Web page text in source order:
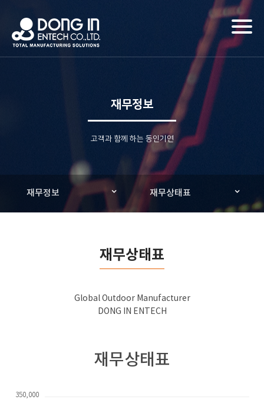
재무정보
고객과 함께 하는 동인기연
재무정보 재무상태표
재무상태표
Global Outdoor Manufacturer
DONG IN ENTECH
재무상태표
350,000